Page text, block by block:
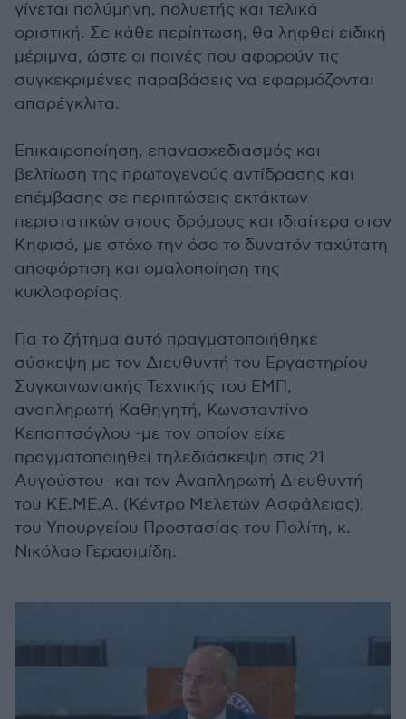
γίνεται πολύμηνη, πολυετής και τελικά
οριστική. Σε κάθε περίπτωση, θα ληφθεί ειδική
μέριμνα, ώστε οι ποινές που αφορούν τις
συγκεκριμένες παραβάσεις να εφαρμόζονται
απαρέγκλιτα.
Επικαιροποίηση, επανασχεδιασμός και
βελτίωση της πρωτογενούς αντίδρασης και
επέμβασης σε περιπτώσεις εκτάκτων
περιστατικών στους δρόμους και ιδιαίτερα στον
Κηφισό, με στόχο την όσο το δυνατόν ταχύτατη
αποφόρτιση και ομαλοποίηση της
κυκλοφορίας.
Για το ζήτημα αυτό πραγματοποιήθηκε
σύσκεψη με τον Διευθυντή του Εργαστηρίου
Συγκοινωνιακής Τεχνικής του ΕΜΠ,
αναπληρωτή Καθηγητή, Κωνσταντίνο
Κεπαπτσόγλου -με τον οποίον είχε
πραγματοποιηθεί τηλεδιάσκεψη στις 21
Αυγούστου- και τον Αναπληρωτή Διευθυντή
του ΚΕ.ΜΕ.Α. (Κέντρο Μελετών Ασφάλειας),
του Υπουργείου Προστασίας του Πολίτη, κ.
Νικόλαο Γερασιμίδη.